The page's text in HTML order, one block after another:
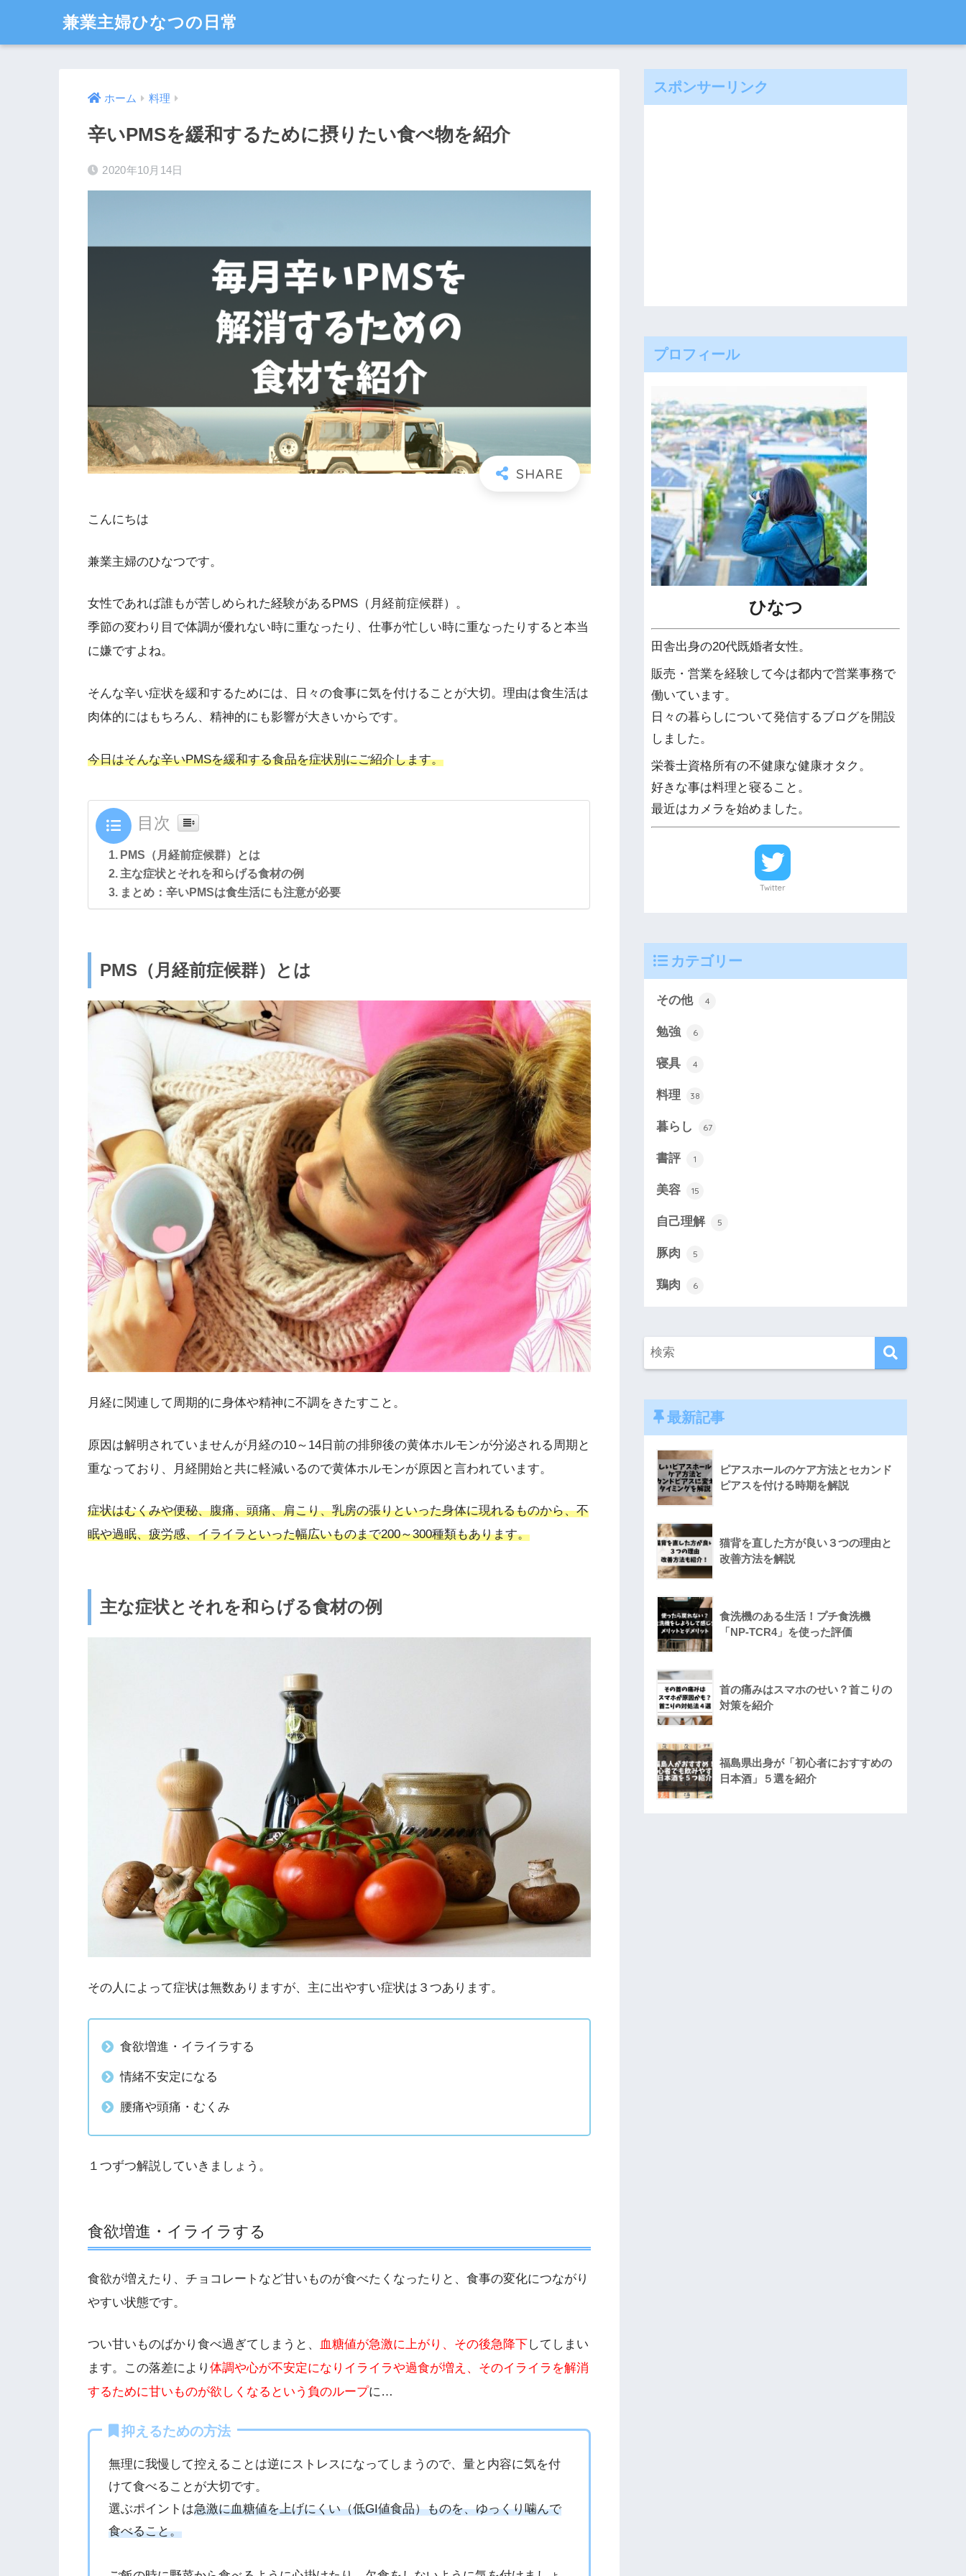
兼業主婦ひなつの日常
ホーム 料理
辛いPMSを緩和するために摂りたい食べ物を紹介
2020年10月14日
こんにちは
兼業主婦のひなつです。
女性であれば誰もが苦しめられた経験があるPMS（月経前症候群）。
季節の変わり目で体調が優れない時に重なったり、仕事が忙しい時に重なったりすると本当
に嫌ですよね。
そんな辛い症状を緩和するためには、日々の食事に気を付けることが大切。理由は食生活は
肉体的にはもちろん、精神的にも影響が大きいからです。
今日はそんな辛いPMSを緩和する食品を症状別にご紹介します。
目次
PMS（月経前症候群）とは
主な症状とそれを和らげる食材の例
まとめ：辛いPMSは食生活にも注意が必要
PMS（月経前症候群）とは
月経に関連して周期的に身体や精神に不調をきたすこと。
原因は解明されていませんが月経の10～14日前の排卵後の黄体ホルモンが分泌される周期と
重なっており、月経開始と共に軽減いるので黄体ホルモンが原因と言われています。
症状はむくみや便秘、腹痛、頭痛、肩こり、乳房の張りといった身体に現れるものから、不
眠や過眠、疲労感、イライラといった幅広いものまで200～300種類もあります。
主な症状とそれを和らげる食材の例
その人によって症状は無数ありますが、主に出やすい症状は３つあります。
食欲増進・イライラする
情緒不安定になる
腰痛や頭痛・むくみ
１つずつ解説していきましょう。
食欲増進・イライラする
食欲が増えたり、チョコレートなど甘いものが食べたくなったりと、食事の変化につながり
やすい状態です。
つい甘いものばかり食べ過ぎてしまうと、 血糖値が急激に上がり、その後急降下してしまい
ます。この落差により 体調や心が不安定になりイライラや過食が増え、そのイライラを解消
するために甘いものが欲しくなるという負のループに…
抑えるための方法
無理に我慢して控えることは逆にストレスになってしまうので、量と内容に気を付
けて食べることが大切です。
選ぶポイントは急激に血糖値を上げにくい（低GI値食品）ものを、ゆっくり噛んで
食べること。
スポンサーリンク
プロフィール
ひなつ
田舎出身の20代既婚者女性。
販売・営業を経験して今は都内で営業事務で
働いています。
日々の暮らしについて発信するブログを開設
しました。
栄養士資格所有の不健康な健康オタク。
好きな事は料理と寝ること。
最近はカメラを始めました。
Twitter
カテゴリー
その他 4
勉強 6
寝具 4
料理 38
暮らし 67
書評 1
美容 15
自己理解 5
豚肉 5
鶏肉 6
最新記事
ピアスホールのケア方法とセカンド
ピアスを付ける時期を解説
猫背を直した方が良い３つの理由と
改善方法を解説
食洗機のある生活！プチ食洗機
「NP-TCR4」を使った評価
首の痛みはスマホのせい？首こりの
対策を紹介
福島県出身が「初心者におすすめの
日本酒」５選を紹介